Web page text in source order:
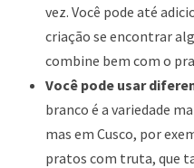
vez. Você pode até
criação se encontrar
combine bem com o
Você pode usar
branco é a variedade
mas em Cusco, por
pratos com truta, que